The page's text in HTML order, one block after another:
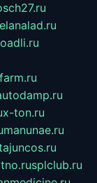
x-ton.ru
manunae.ru
splclub.ru